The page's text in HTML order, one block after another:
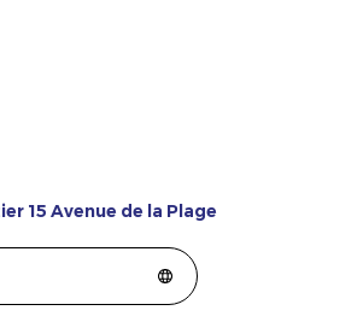
15 Avenue de la Plage